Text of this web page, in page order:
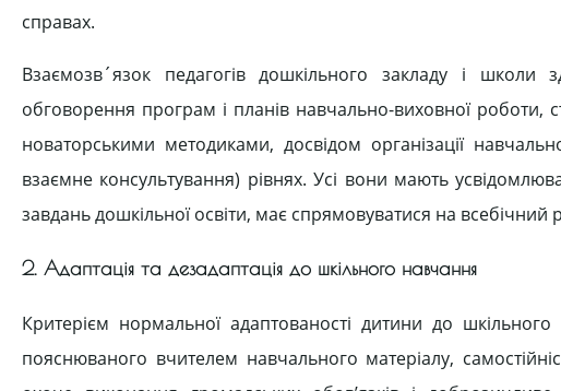
справах.
Взаємозв´язок педагогів дошкільного закладу і школи
обговорення програм і планів навчально-виховної роботи,
новаторськими методиками, досвідом організації
взаємне консультування) рівнях. Усі вони мають
завдань дошкільної освіти, має спрямовуватися на всебічний
2. Адаптація та дезадаптація до шкільного навчання
Критерієм нормальної адаптованості дитини до
пояснюваного вчителем навчального матеріалу,